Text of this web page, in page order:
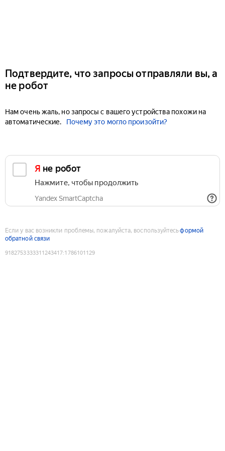
Подтвердите, что запросы отправляли вы, а
не робот
Нам очень жаль, но запросы с вашего устройства похожи на
автоматические.
Почему это могло произойти?
Я не робот
Нажмите, чтобы продолжить
Yandex SmartCaptcha
Если у вас возникли проблемы, пожалуйста, воспользуйтесьформой
обратной связи
9182753333311243417:1786101129